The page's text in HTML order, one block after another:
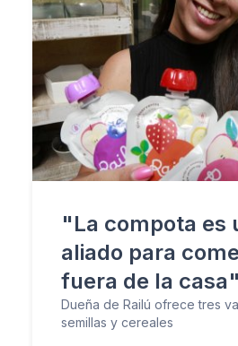
"La compota es
aliado para
fuera de la casa"
Dueña de Railú ofrece tres
semillas y cereales